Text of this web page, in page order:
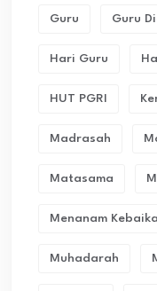
Guru Guru
Hari Guru
HUT PGRI
Madrasah
Matasama
Menanam
Muhadarah